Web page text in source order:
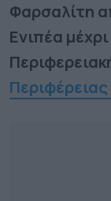
Φαρσαλίτη
Ενιπέα